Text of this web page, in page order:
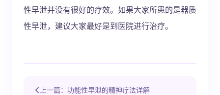
性早泄并没有很好的疗效。如果大家所患的是器质
性早泄，建议大家最好是到医院进行治疗。
上一篇：功能性早泄的精神疗法详解